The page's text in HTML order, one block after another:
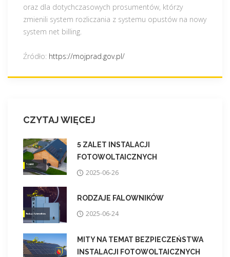
oraz dla dotychczasowych prosumentów, którzy
zmienili system rozliczania z systemu opustów na nowy
system net billing.
Źródło: https://mojprad.gov.pl/
CZYTAJ WIĘCEJ
5 ZALET INSTALACJI
FOTOWOLTAICZNYCH
2025-06-26
RODZAJE FALOWNIKÓW
2025-06-24
MITY NA TEMAT BEZPIECZEŃSTWA
INSTALACJI FOTOWOLTAICZNYCH